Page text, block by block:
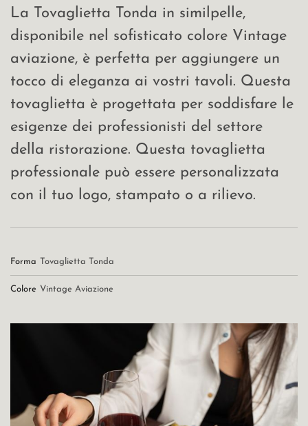
La Tovaglietta Tonda in similpelle,
disponibile nel sofisticato colore Vintage
aviazione, è perfetta per aggiungere un
tocco di eleganza ai vostri tavoli. Questa
tovaglietta è progettata per soddisfare le
esigenze dei professionisti del settore
della ristorazione. Questa tovaglietta
professionale può essere personalizzata
con il tuo logo, stampato o a rilievo.
Forma Tovaglietta Tonda
Colore Vintage Aviazione